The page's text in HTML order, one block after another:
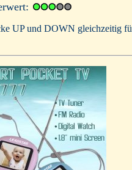
UP und DOWN gleichzeitig